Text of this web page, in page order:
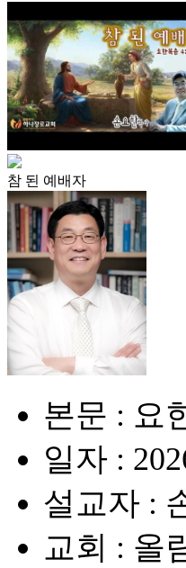
참 된 예배자
본문 : 요
일자 :
설교자 :
교회 : 올